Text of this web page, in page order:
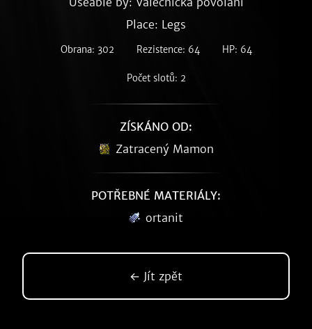
Place: Legs
Obrana: 302 Rezistence: 64 HP: 64
Počet slotů: 2
ZÍSKÁNO OD:
Zatracený Mamon
POTŘEBNÉ MATERIÁLY:
ortanit
← Jít zpět